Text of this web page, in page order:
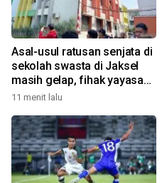
Asal-usul ratusan senjata di
sekolah swasta di Jaksel
masih gelap, fihak yayasan
tak tahu
11 menit lalu